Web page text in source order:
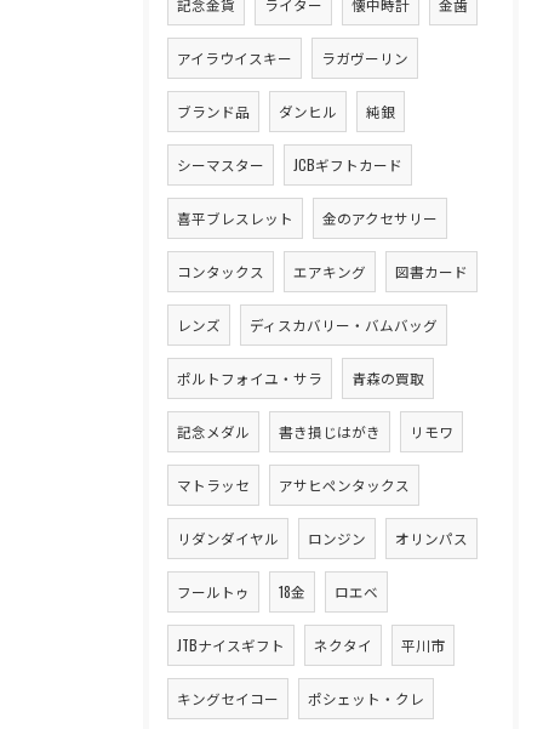
記念金貨 ライター 懐中時計 金歯
アイラウイスキー ラガヴーリン
ブランド品 ダンヒル 純銀
シーマスター JCBギフトカード
喜平ブレスレット 金のアクセサリー
コンタックス エアキング 図書カード
レンズ ディスカバリー・バムバッグ
ポルトフォイユ・サラ 青森の買取
記念メダル 書き損じはがき リモワ
マトラッセ アサヒペンタックス
リダンダイヤル ロンジン オリンパス
フールトゥ 18金 ロエベ
JTBナイスギフト ネクタイ 平川市
キングセイコー ポシェット・クレ